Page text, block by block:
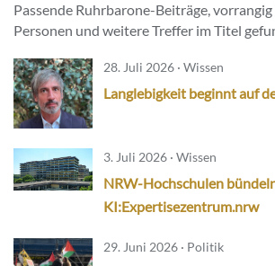
Passende Ruhrbarone-Beiträge,
Personen und weitere Treffer im Titel
28. Juli 2026 · Wissen
Langlebigkeit beginnt auf
3. Juli 2026 · Wissen
NRW-Hochschulen
KI:Expertisezentrum.nrw
29. Juni 2026 · Politik